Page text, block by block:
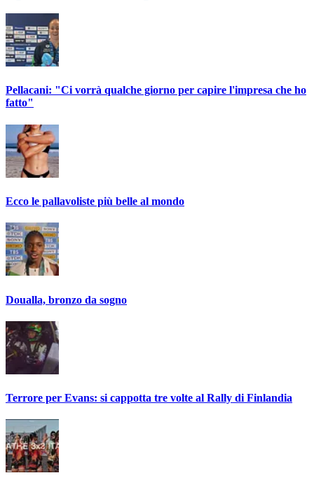
Pellacani: "Ci vorrà qualche giorno per capire l'impresa che ho
fatto"
Ecco le pallavoliste più belle al mondo
Doualla, bronzo da sogno
Terrore per Evans: si cappotta tre volte al Rally di Finlandia